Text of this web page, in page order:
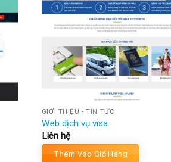
GIỚI THIỆU - TIN TỨC
Web dịch vụ visa
Liên hệ
Thêm Vào Giỏ Hàng